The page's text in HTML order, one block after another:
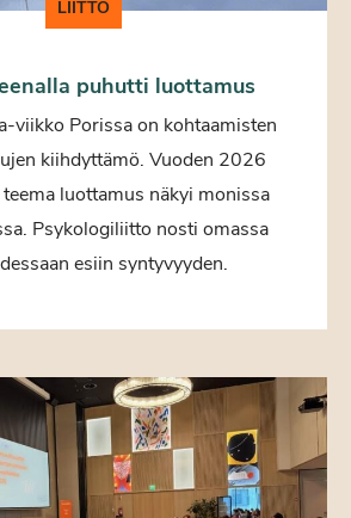
LIITTO
puhutti luottamus
viikko Porissa on kohtaamisten
kiihdyttämö. Vuoden 2026
luottamus näkyi monissa
Psykologiliitto nosti omassa
esiin syntyvyyden.